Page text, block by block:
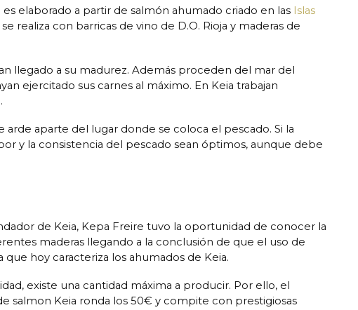
es elaborado a partir de salmón ahumado criado en las Islas
realiza con barricas de vino de D.O. Rioja y maderas de
llegado a su madurez. Además proceden del mar del
ejercitado sus carnes al máximo. En Keia trabajan
aparte del lugar donde se coloca el pescado. Si la
y la consistencia del pescado sean óptimos, aunque debe
de Keia, Kepa Freire tuvo la oportunidad de conocer la
maderas llegando a la conclusión de que el uso de
hoy caracteriza los ahumados de Keia.
existe una cantidad máxima a producir. Por ello, el
salmon Keia ronda los 50€ y compite con prestigiosas